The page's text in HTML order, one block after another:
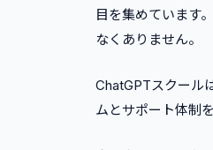
目を集めています
なくありません。
ChatGPTスクール
ムとサポート体制